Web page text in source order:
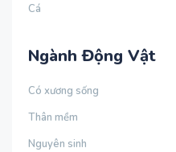
Cá
Ngành Động Vật
Có xương sống
Thân mềm
Nguyên sinh